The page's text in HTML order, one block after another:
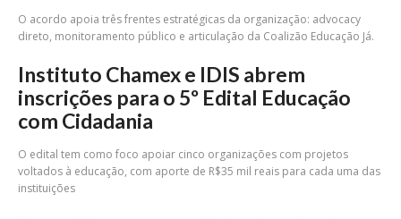
O acordo apoia três frentes estratégicas da organização: advocacy
direto, monitoramento público e articulação da Coalizão Educação Já.
Instituto Chamex e IDIS abrem
inscrições para o 5º Edital Educação
com Cidadania
O edital tem como foco apoiar cinco organizações com projetos
voltados à educação, com aporte de R$35 mil reais para cada uma das
instituições